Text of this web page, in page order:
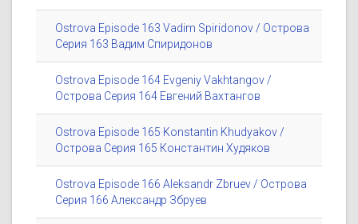
Ostrova Episode 163 Vadim Spiridonov / Острова
Серия 163 Вадим Спиридонов
Ostrova Episode 164 Evgeniy Vakhtangov /
Острова Серия 164 Евгений Вахтангов
Ostrova Episode 165 Konstantin Khudyakov /
Острова Серия 165 Константин Худяков
Ostrova Episode 166 Aleksandr Zbruev / Острова
Серия 166 Александр Збруев